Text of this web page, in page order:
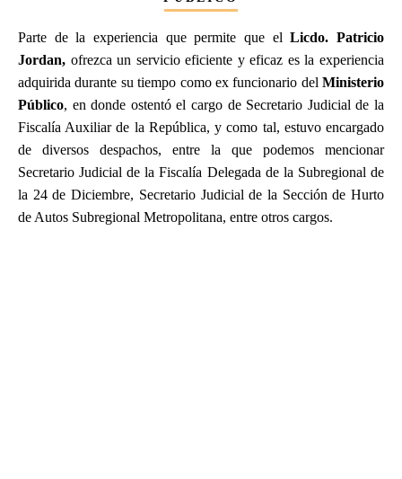
Parte de la experiencia que permite que elLicdo. Patricio
Jordan, ofrezca un servicio eficiente y eficaz es la experiencia
adquirida durante su tiempo como ex funcionario del Ministerio
Público, en donde ostentó el cargo de Secretario Judicial de la
Fiscalía Auxiliar de la República, y como tal, estuvo encargado
de diversos despachos, entre la que podemos mencionar
Secretario Judicial de la Fiscalía Delegada de la Subregional de
la 24 de Diciembre, Secretario Judicial de la Sección de Hurto
de Autos Subregional Metropolitana, entre otros cargos.